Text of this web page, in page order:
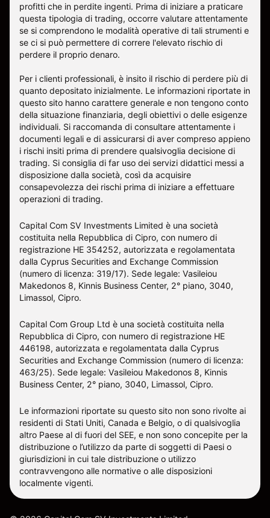
profitti che in perdite ingenti. Prima di iniziare a praticare
questa tipologia di trading, occorre valutare attentamente
se si comprendono le modalità operative di tali strumenti e
se ci si può permettere di correre l'elevato rischio di
perdere il proprio denaro.
Per i clienti professionali, è insito il rischio di perdere più di
quanto depositato inizialmente. Le informazioni riportate in
questo sito hanno carattere generale e non tengono conto
della situazione finanziaria, degli obiettivi o delle esigenze
individuali. Si raccomanda di consultare attentamente i
documenti legali e di assicurarsi di aver compreso appieno
i rischi insiti prima di prendere qualsivoglia decisione di
trading. Si consiglia di far uso dei servizi didattici messi a
disposizione dalla società, così da acquisire
consapevolezza dei rischi prima di iniziare a effettuare
operazioni di trading.
Capital Com SV Investments Limited è una società
costituita nella Repubblica di Cipro, con numero di
registrazione HE 354252, autorizzata e regolamentata
dalla Cyprus Securities and Exchange Commission
(numero di licenza: 319/17). Sede legale: Vasileiou
Makedonos 8, Kinnis Business Center, 2° piano, 3040,
Limassol, Cipro.
Capital Com Group Ltd è una società costituita nella
Repubblica di Cipro, con numero di registrazione ΗΕ
446198, autorizzata e regolamentata dalla Cyprus
Securities and Exchange Commission (numero di licenza:
463/25). Sede legale: Vasileiou Makedonos 8, Kinnis
Business Center, 2° piano, 3040, Limassol, Cipro.
Le informazioni riportate su questo sito non sono rivolte ai
residenti di Stati Uniti, Canada e Belgio, o di qualsivoglia
altro Paese al di fuori del SEE, e non sono concepite per la
distribuzione o l’utilizzo da parte di soggetti di Paesi o
giurisdizioni in cui tale distribuzione o utilizzo
contravvengono alle normative o alle disposizioni
localmente vigenti.